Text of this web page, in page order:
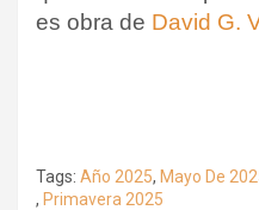
es obra de David G.
Tags: Año 2025, Mayo De
, Primavera 2025